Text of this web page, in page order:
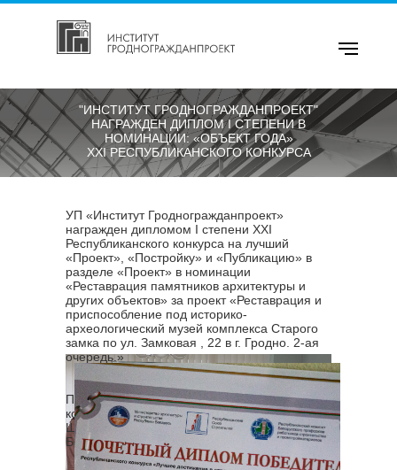
"ИНСТИТУТ ГРОДНОГРАЖДАНПРОЕКТ"
НАГРАЖДЕН ДИПЛОМ I СТЕПЕНИ В
НОМИНАЦИИ: «ОБЪЕКТ ГОДА»
XXI РЕСПУБЛИКАНСКОГО КОНКУРСА
УП «Институт Гродногражданпроект»
награжден дипломом I степени XXI
Республиканского конкурса на лучший
«Проект», «Постройку» и «Публикацию» в
разделе «Проект» в номинации
«Реставрация памятников архитектуры и
других объектов» за проект «Реставрация и
приспособление под историко-
археологический музей комплекса Старого
замка по ул. Замковая , 22 в г. Гродно. 2-ая
очередь.»
Профессиональные качества проявил
коллектив ПМ-1 под руководством
Шимбарецкого О.В. в составе: Досько В.А.,
Бабич А.Н., Кот А.Ф., Грищенко А.А.